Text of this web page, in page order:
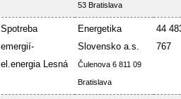
53 Bratislava
Spotreba
emergií-
el.energia Lesná
Energetika
Slovensko a.s.
Čulenova 6 811 09
Bratislava
44
767